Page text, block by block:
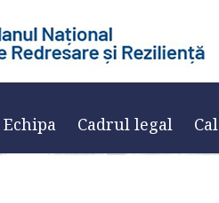
Echipa Cadrul legal
2026